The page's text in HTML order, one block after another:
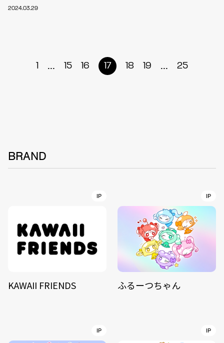
2024.03.29
1 ... 15 16 17 18 19 ... 25
BRAND
IP
KAWAII FRIENDS
IP
ふるーつちゃん
IP IP